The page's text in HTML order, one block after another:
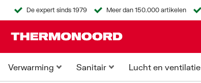
De expert sinds 1979 Meer dan 150.000 artikelen
Verwarming Sanitair Lucht en ventilatie